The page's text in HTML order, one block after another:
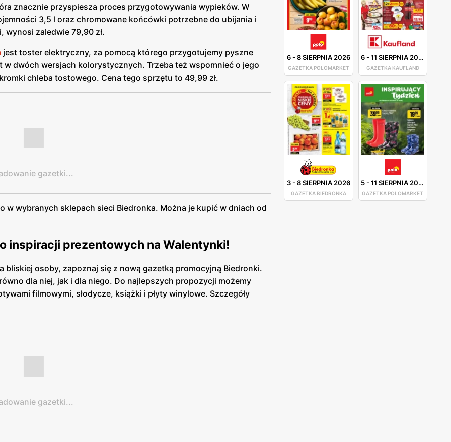
6-8 SIERPNIA 2026
GAZETKA POLOMARKET
6-11 SIERPNIA 2026
GAZETKA KAUFLAND
3-8 SIERPNIA 2026
GAZETKA BIEDRONKA
5-11 SIERPNIA 2026
GAZETKA POLOMARKET
znacznie przyspiesza proces przygotowywania wypieków. W
3,5 l oraz chromowane końcówki potrzebne do ubijania i
zaledwie 79,90 zł.
jest toster elektryczny, za pomocą którego przygotujemy pyszne
dwóch wersjach kolorystycznych. Trzeba też wspomnieć o jego
chleba tostowego. Cena tego sprzętu to 49,99 zł.
gazetki...
w wybranych sklepach sieci Biedronka. Można je kupić w dniach od
inspiracji prezentowych na Walentynki!
bliskiej osoby, zapoznaj się z nową gazetką promocyjną Biedronki.
dla niej, jak i dla niego. Do najlepszych propozycji możemy
filmowymi, słodycze, książki i płyty winylowe. Szczegóły
gazetki...